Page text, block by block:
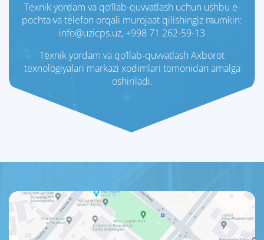
Texnik yordam va qo‘llab-quvvatlash uchun ushbu e-
pochta va telefon orqali murojaat qilishingiz mumkin:
info@uzicps.uz, +998 71 262-59-13
Texnik yordam va qo‘llab-quvvatlash Axborot
texnologiyalari markazi xodimlari tomonidan amalga
oshiriladi.